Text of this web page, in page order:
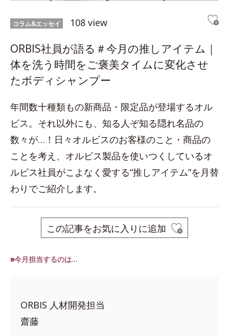
コラム&エッセイ 108 view
ORBIS社員が語る＃今月の推しアイテム｜
体を洗う時間をご褒美タイムに変化させ
たボディシャンプー
年間数十種類もの新商品・限定品が登場するオル
ビス。それ以外にも、知る人ぞ知る隠れ名品の
数々が…！日々オルビスのお客様のこと・商品の
ことを考え、オルビス製品を使いつくしているオ
ルビス社員がこよなく愛する“推しアイテム”を月替
わりでご紹介します。
この記事をお気に入りに追加
■今月担当するのは…
ORBIS 人材開発担当
齋藤